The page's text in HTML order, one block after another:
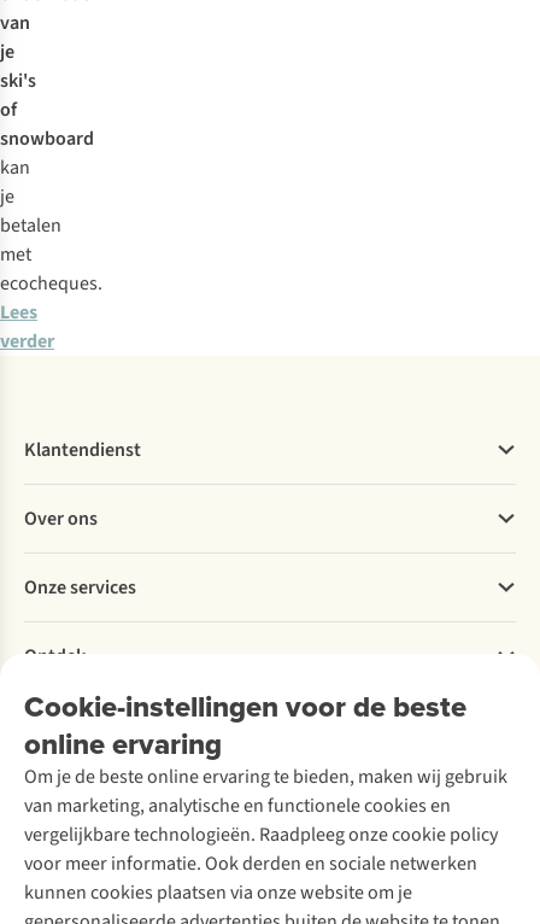
van
je
ski's
of
snowboard
kan
je
betalen
met
ecocheques.
Lees
verder
Cookie-instellingen voor de beste
online ervaring
Om je de beste online ervaring te bieden, maken wij gebruik
van marketing, analytische en functionele cookies en
vergelijkbare technologieën. Raadpleeg onze cookie policy
voor meer informatie. Ook derden en sociale netwerken
kunnen cookies plaatsen via onze website om je
Klantendienst
Bestellen
Betalen
Levering
Retourneren
Bestelling herroepen
Garantie
Contact
Over ons
Explore More
Verantwoord ondernemen
Over Ayacucho
Over A.S.Adventure
Toegankelijkheidsverklaring
Onze services
Ski-onderhoud
Wasservice
Schoenonderhoud
Schoenherstelling
Kledingherstelling
Retouches
Voor bedrijven
Ontdek
A.S.Magazine
Podcast
Explore Academy
Explore Camp
Gear Check
Inspiratie & advies
Meld je aan voor de nieuwsbrief
Follow us